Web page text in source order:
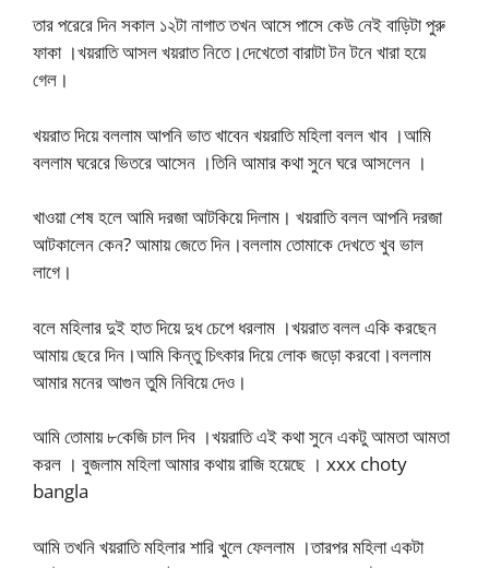
তার পরেরে দিন সকাল ১২টা নাগাত তখন আসে পাসে কেউ নেই বাড়িটা পুরু
ফাকা ।খয়রাতি আসল খয়রাত নিতে।দেখেতো বারাটা টন টনে খারা হয়ে
গেল।
খয়রাত দিয়ে বললাম আপনি ভাত খাবেন খয়রাতি মহিলা বলল খাব ।আমি
বললাম ঘরেরে ভিতরে আসেন ।তিনি আমার কথা সুনে ঘরে আসলেন ।
খাওয়া শেষ হলে আমি দরজা আটকিয়ে দিলাম। খয়রাতি বলল আপনি দরজা
আটকালেন কেন? আমায় জেতে দিন।বললাম তোমাকে দেখতে খুব ভাল
লাগে।
বলে মহিলার দুই হাত দিয়ে দুধ চেপে ধরলাম ।খয়রাত বলল একি করছেন
আমায় ছেরে দিন।আমি কিন্তু চিৎকার দিয়ে লোক জড়ো করবো।বললাম
আমার মনের আগুন তুমি নিবিয়ে দেও।
আমি তোমায় ৮কেজি চাল দিব ।খয়রাতি এই কথা সুনে একটু আমতা আমতা
করল । বুজলাম মহিলা আমার কথায় রাজি হয়েছে । xxx choty
bangla
আমি তখনি খয়রাতি মহিলার শারি খুলে ফেললাম ।তারপর মহিলা একটা